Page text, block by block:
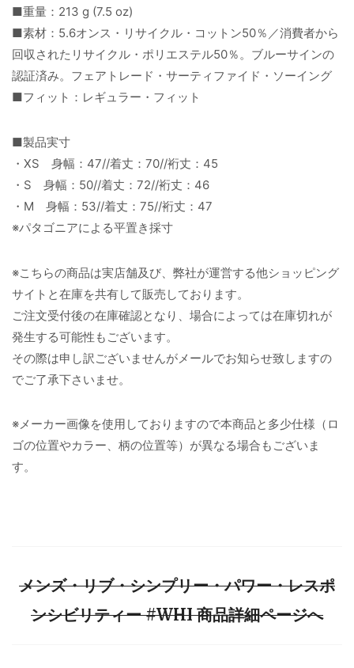
■重量：213 g (7.5 oz)
■素材：5.6オンス・リサイクル・コットン50％／消費者から
回収されたリサイクル・ポリエステル50％。ブルーサインの
認証済み。フェアトレード・サーティファイド・ソーイング
■フィット：レギュラー・フィット
■製品実寸
・XS 身幅：47//着丈：70//裄丈：45
・S 身幅：50//着丈：72//裄丈：46
・M 身幅：53//着丈：75//裄丈：47
※パタゴニアによる平置き採寸
※こちらの商品は実店舗及び、弊社が運営する他ショッピング
サイトと在庫を共有して販売しております。
ご注文受付後の在庫確認となり、場合によっては在庫切れが
発生する可能性もございます。
その際は申し訳ございませんがメールでお知らせ致しますの
でご了承下さいませ。
※メーカー画像を使用しておりますので本商品と多少仕様（ロ
ゴの位置やカラー、柄の位置等）が異なる場合もございま
す。
メンズ・リブ・シンプリー・パワー・レスポ
ンシビリティー #WHI 商品詳細ページへ